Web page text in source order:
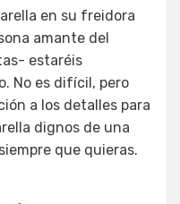
en su freidora
amante del
estaréis
No es difícil, pero
a los detalles para
dignos de una
que quieras.